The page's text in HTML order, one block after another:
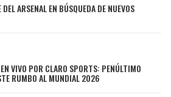
ARSENAL EN BÚSQUEDA DE NUEVOS
VIVO POR CLARO SPORTS: PENÚLTIMO
RUMBO AL MUNDIAL 2026